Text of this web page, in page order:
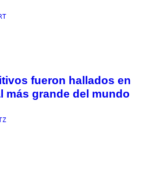
fueron hallados en
más grande del mundo